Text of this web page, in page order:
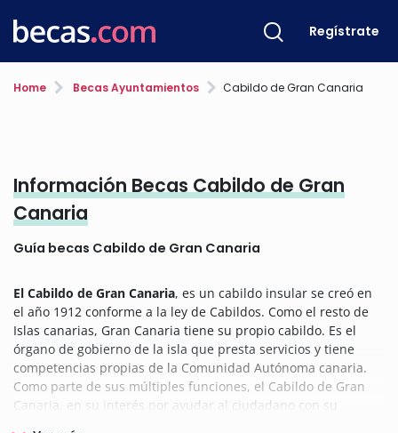
Regístrate
Home Becas Ayuntamientos Cabildo de Gran Canaria
Información Becas Cabildo de Gran
Canaria
Guía becas Cabildo de Gran Canaria
El Cabildo de Gran Canaria, es un cabildo insular se creó en
el año 1912 conforme a la ley de Cabildos. Como el resto de
Islas canarias, Gran Canaria tiene su propio cabildo. Es el
órgano de gobierno de la isla que presta servicios y tiene
competencias propias de la Comunidad Autónoma canaria.
Como parte de sus múltiples funciones, el Cabildo de Gran
Canaria, en su interés por ayudar al ciudadano con su